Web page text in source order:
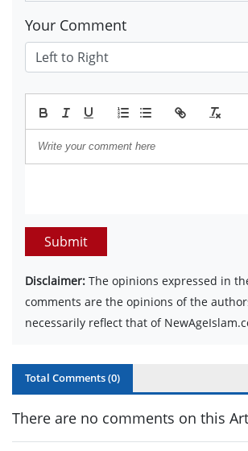
Your Comment
Submit
Disclaimer: The opinions expressed in
comments are the opinions of the
necessarily reflect that of
Total Comments (0)
There are no comments on this